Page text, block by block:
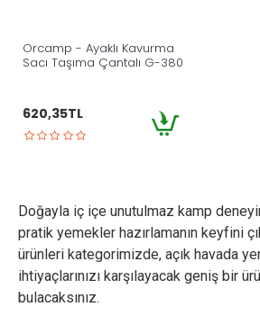
Orcamp - Ayaklı Kavurma
Sacı Taşıma Çantalı G-380
620,35TL
Doğayla iç içe unutulmaz kamp
pratik yemekler hazırlamanın keyfini
ürünleri kategorimizde, açık havada
ihtiyaçlarınızı karşılayacak geniş bir
bulacaksınız.